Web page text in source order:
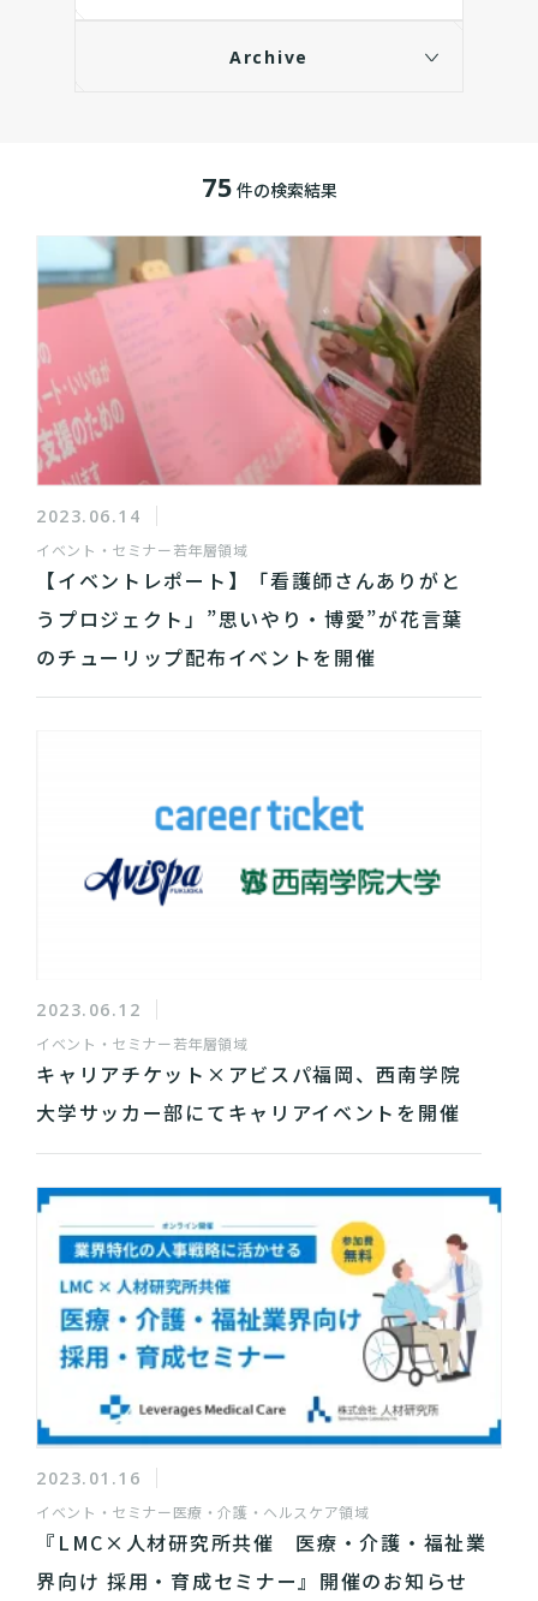
Archive
75 件の検索結果
2023.06.14
イベント・セミナー若年層領域
【イベントレポート】「看護師さんありがと
うプロジェクト」”思いやり・博愛”が花言葉
のチューリップ配布イベントを開催
2023.06.12
イベント・セミナー若年層領域
キャリアチケット×アビスパ福岡、西南学院
大学サッカー部にてキャリアイベントを開催
2023.01.16
イベント・セミナー医療・介護・ヘルスケア領域
『LMC×人材研究所共催 医療・介護・福祉業
界向け 採用・育成セミナー』開催のお知らせ